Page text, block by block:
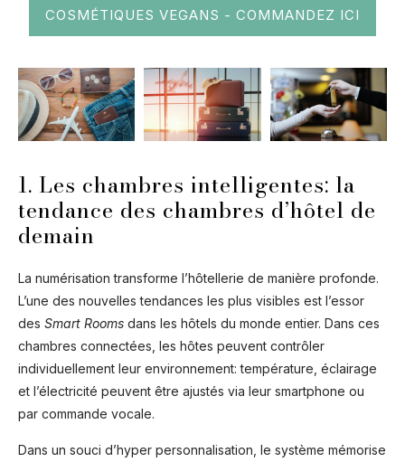
COSMÉTIQUES VEGANS - COMMANDEZ ICI
1. Les chambres intelligentes: la
tendance des chambres d’hôtel de
demain
La numérisation transforme l’hôtellerie de manière profonde.
L’une des nouvelles tendances les plus visibles est l’essor
des Smart Rooms dans les hôtels du monde entier. Dans ces
chambres connectées, les hôtes peuvent contrôler
individuellement leur environnement: température, éclairage
et l’électricité peuvent être ajustés via leur smartphone ou
par commande vocale.
Dans un souci d’hyper personnalisation, le système mémorise